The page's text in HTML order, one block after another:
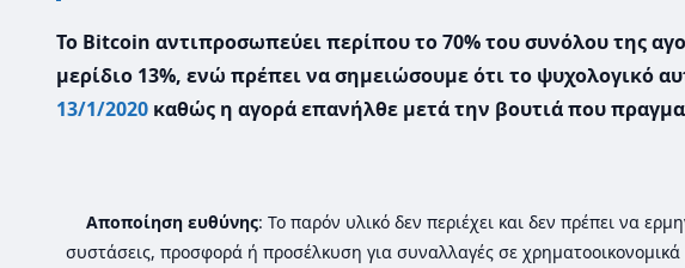
Το Bitcoin αντιπροσωπεύει περίπου το 70% του συνόλου της
μερίδιο 13%, ενώ πρέπει να σημειώσουμε ότι το ψυχολογικό
13/1/2020 καθώς η αγορά επανήλθε μετά την βουτιά που
Αποποίηση ευθύνης: Το παρόν υλικό δεν περιέχει και δεν πρέπει να
συστάσεις, προσφορά ή προσέλκυση για συναλλαγές σε